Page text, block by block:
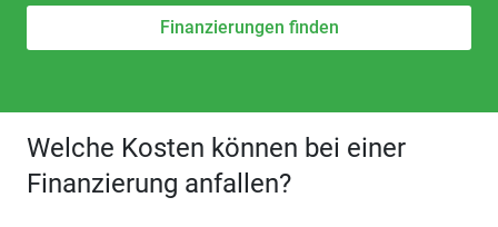
Finanzierungen finden
Welche Kosten können bei einer
Finanzierung anfallen?